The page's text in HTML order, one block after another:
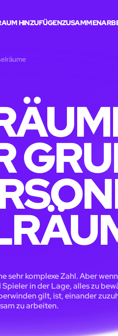
HINZUFÜGEN
sehr komplexe Zahl. Aber
in der Lage, alles zu
gilt, ist, einander
zu arbeiten.